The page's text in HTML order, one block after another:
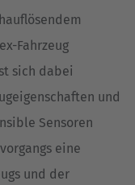
Fahrzeug
sich dabei
und
Sensoren
eine
und der